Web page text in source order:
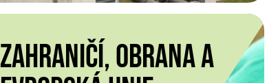
Zahraničí, obrana a
resortní tým
ZAHRANIČÍ, OBRANA A EVROPSKÁ
UNIE,